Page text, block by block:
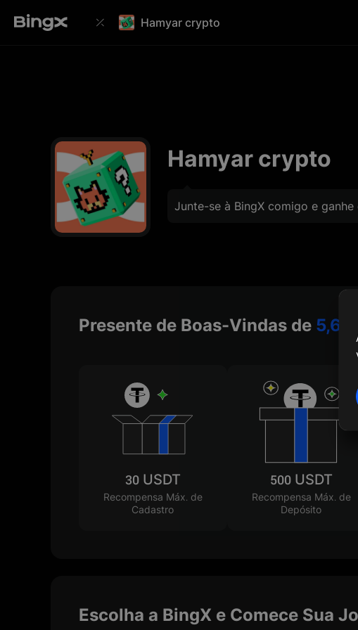
Hamyar crypto
Hamyar crypto
Junte-se à BingX comigo e
Presente de Boas-Vindas de
30 USDT
Recompensa Máx. de
Cadastro
500 USDT
Recompensa Máx. de
Depósito
Escolha a BingX e Comece Sua